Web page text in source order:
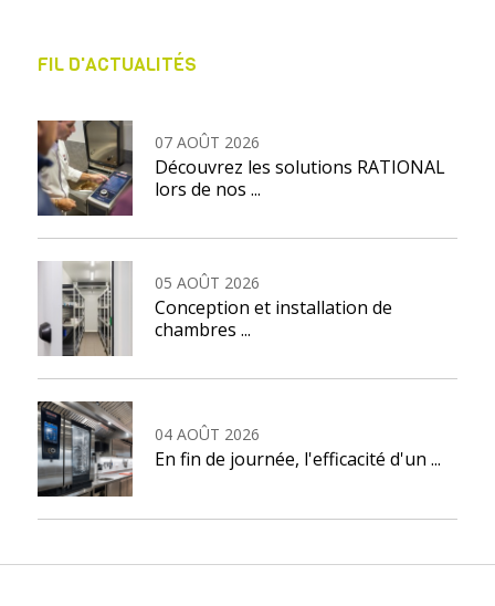
FIL D'ACTUALITÉS
07 AOÛT 2026
Découvrez les solutions RATIONAL
lors de nos ...
05 AOÛT 2026
Conception et installation de
chambres ...
04 AOÛT 2026
En fin de journée, l'efficacité d'un ...